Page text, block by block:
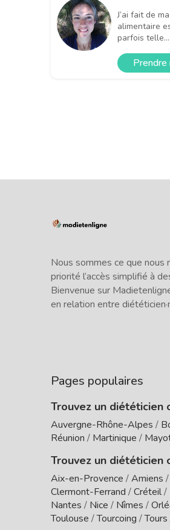
J’ai fait de
alimentaire
parfois telle...
Prendre
Nous sommes ce que nous
priorité l’accès simplifié à
Bienvenue sur
en relation entre
Pages populaires
Trouvez un diététicien
Auvergne-Rhône-Alpes /
Réunion / Martinique /
Trouvez un diététicien
Aix-en-Provence /Amiens /
Clermont-Ferrand /Créteil/
Nantes / Nice / Nîmes /
Toulouse /Tourcoing /Tours